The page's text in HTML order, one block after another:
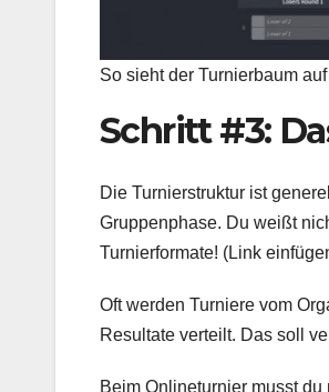
So sieht der Turnierbaum
Schritt #3:
Die Turnierstruktur ist
Gruppenphase. Du weißt
Turnierformate! (Link
Oft werden Turniere vom
Resultate verteilt. Das soll
Beim Onlineturnier musst